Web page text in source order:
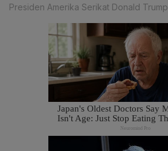
Presiden Amerika Serikat Donald Trump